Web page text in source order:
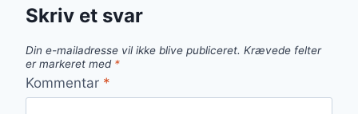
Skriv et svar
Din e-mailadresse vil ikke blive publiceret. Krævede felter
er markeret med *
Kommentar *